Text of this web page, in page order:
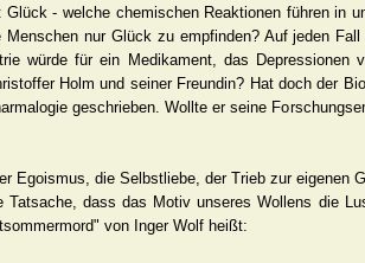
- welche chemischen Reaktionen führen in
nur Glück zu empfinden? Auf jeden
würde für ein Medikament, das
Holm und seiner Freundin? Hat doch der
geschrieben. Wollte er seine
Egoismus, die Selbstliebe, der Trieb zur
Tatsache, dass das Motiv unseres Wollens die
von Inger Wolf heißt: